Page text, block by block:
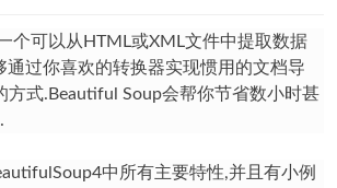
个可以从HTML或XML文件中提取数据
通过你喜欢的转换器实现惯用的文档导
方式.Beautiful Soup会帮你节省数小时甚
中所有主要特性,并且有小例